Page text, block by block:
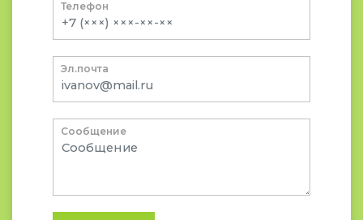
Телефон
Эл.почта
Сообщение